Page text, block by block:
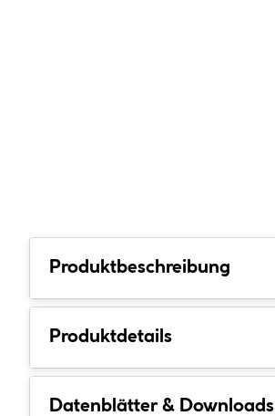
Produktbeschreibung
Produktdetails
Datenblätter & Downloads